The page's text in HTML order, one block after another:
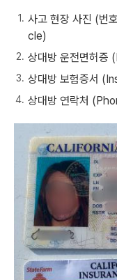
사고 현장 사진 (번
cle)
상대방 운전면허
상대방 보험증서
상대방 연락처